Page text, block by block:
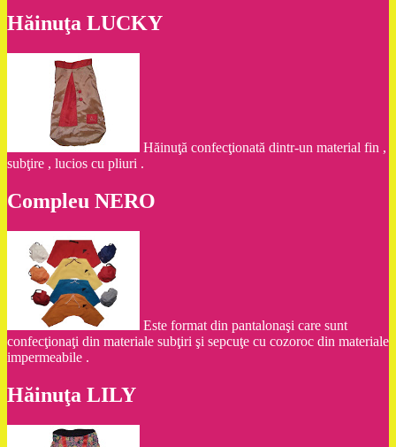
Hăinuţa LUCKY
Hăinuţă confecţionată dintr-un material fin ,
subţire , lucios cu pliuri .
Compleu NERO
Este format din pantalonaşi care sunt
confecţionaţi din materiale subţiri şi sepcuţe cu cozoroc din materiale
impermeabile .
Hăinuţa LILY